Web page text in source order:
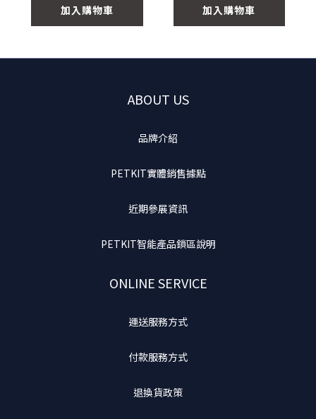
加入購物車 加入購物車
ABOUT US
品牌介紹
PETKIT實體銷售據點
近期參展資訊
PETKIT智能產品鎖區說明
ONLINE SERVICE
運送服務方式
付款服務方式
退換貨政策